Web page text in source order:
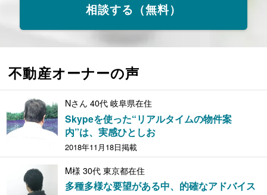
相談する（無料）
不動産オーナーの声
Nさん 40代 岐阜県在住
Skypeを使った“リアルタイムの物件案
内”は、実感ひとしお
2018年11月18日掲載
M様 30代 東京都在住
多種多様な要望がある中、的確なアドバイス